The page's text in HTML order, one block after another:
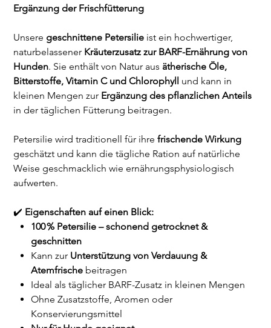
Ergänzung der Frischfütterung
Unsere geschnittene Petersilie ist ein hochwertiger,
naturbelassener Kräuterzusatz zur BARF-Ernährung von
Hunden. Sie enthält von Natur aus ätherische Öle,
Bitterstoffe, Vitamin C und Chlorophyll und kann in
kleinen Mengen zur Ergänzung des pflanzlichen Anteils
in der täglichen Fütterung beitragen.
Petersilie wird traditionell für ihrefrischende Wirkung
geschätzt und kann die tägliche Ration auf natürliche
Weise geschmacklich wie ernährungsphysiologisch
aufwerten.
✔️ Eigenschaften auf einen Blick:
100 % Petersilie – schonend getrocknet &
geschnitten
Kann zur Unterstützung von Verdauung &
Atemfrische beitragen
Ideal als täglicher BARF-Zusatz in kleinen Mengen
Ohne Zusatzstoffe, Aromen oder
Konservierungsmittel